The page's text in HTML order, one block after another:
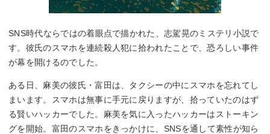
SNS時代ならではの着眼点で描かれた、志駕晃のミステリ小説で
す。彼氏のスマホを連続殺人犯に拾われたことで、恐ろしい事件
が幕を開けるのでした。
ある日、麻美の彼氏・富田は、タクシーの中にスマホを忘れてし
まいます。スマホは無事に手元に戻りますが、拾っていたのはず
る賢いハッカーでした。麻美を気に入ったハッカーはストーキン
グを開始。富田のスマホをきっかけに、SNSを通して素性が知ら